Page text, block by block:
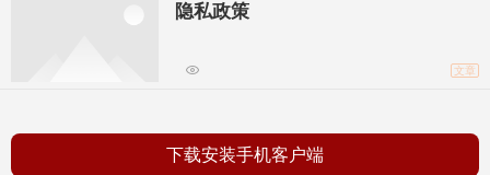
隐私政策
文章
下载安装手机客户端